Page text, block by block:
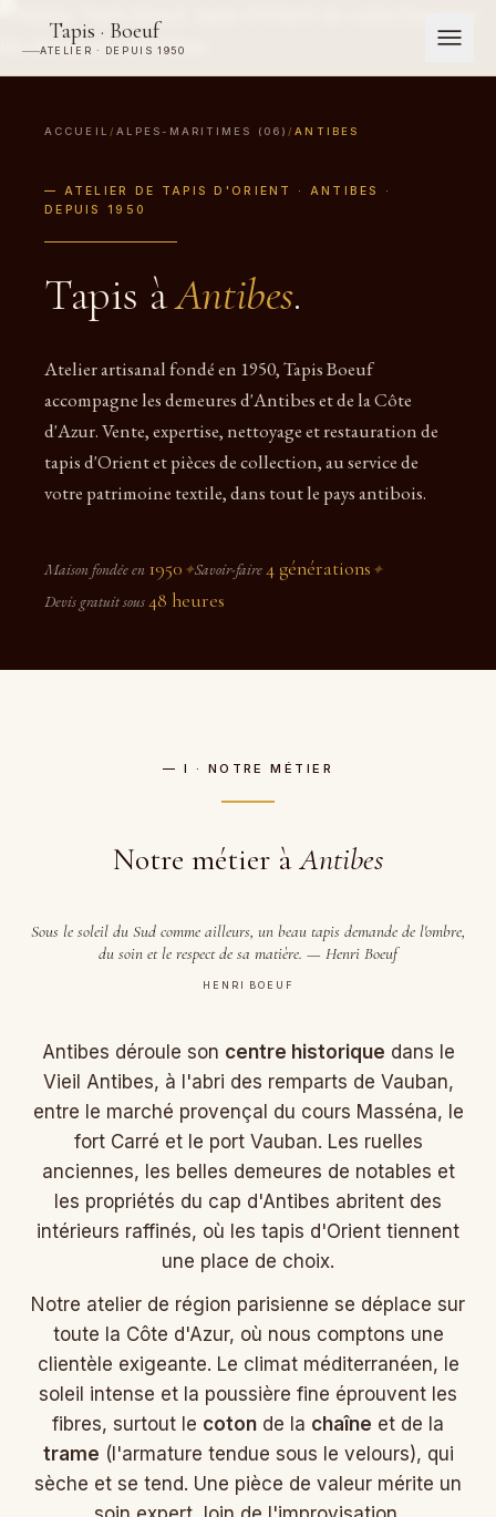
Tapis · Boeuf
ATELIER · DEPUIS 1950
ACCUEIL / ALPES-MARITIMES (06) /ANTIBES
— ATELIER DE TAPIS D'ORIENT · ANTIBES ·
DEPUIS 1950
Tapis àAntibes.
Atelier artisanal fondé en 1950, Tapis Boeuf
accompagne les demeures d'Antibes et de la Côte
d'Azur. Vente, expertise, nettoyage et restauration de
tapis d'Orient et pièces de collection, au service de
votre patrimoine textile, dans tout le pays antibois.
Maison fondée en 1950 ✦Savoir-faire4 générations ✦
Devis gratuit sous48 heures
— I · NOTRE MÉTIER
Notre métier àAntibes
Sous le soleil du Sud comme ailleurs, un beau tapis demande de l'ombre,
du soin et le respect de sa matière. — Henri Boeuf
HENRI BOEUF
Antibes déroule son centre historique dans le
Vieil Antibes, à l'abri des remparts de Vauban,
entre le marché provençal du cours Masséna, le
fort Carré et le port Vauban. Les ruelles
anciennes, les belles demeures de notables et
les propriétés du cap d'Antibes abritent des
intérieurs raffinés, où les tapis d'Orient tiennent
une place de choix.
Notre atelier de région parisienne se déplace sur
toute la Côte d'Azur, où nous comptons une
clientèle exigeante. Le climat méditerranéen, le
soleil intense et la poussière fine éprouvent les
fibres, surtout le coton de la chaîne et de la
trame (l'armature tendue sous le velours), qui
sèche et se tend. Une pièce de valeur mérite un